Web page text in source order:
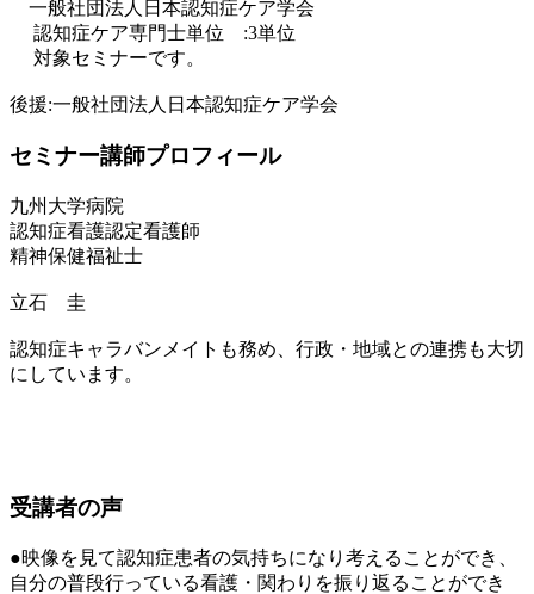
一般社団法人日本認知症ケア学会
認知症ケア専門士単位 :3単位
対象セミナーです。
後援:一般社団法人日本認知症ケア学会
セミナー講師プロフィール
九州大学病院
認知症看護認定看護師
精神保健福祉士
立石 圭
認知症キャラバンメイトも務め、行政・地域との連携も大切
にしています。
受講者の声
●映像を見て認知症患者の気持ちになり考えることができ、
自分の普段行っている看護・関わりを振り返ることができ